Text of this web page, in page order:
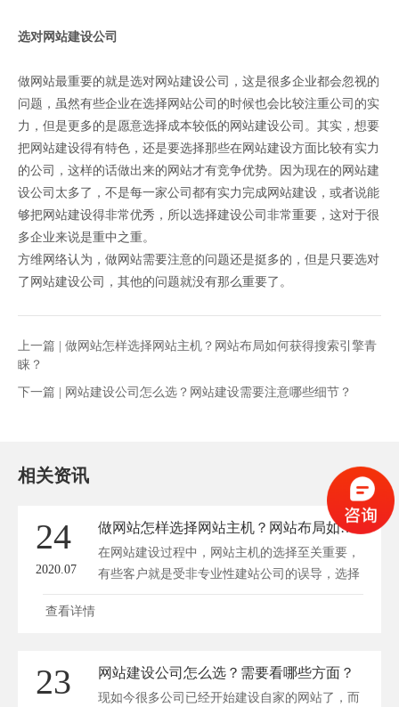
选对网站建设公司
做网站最重要的就是选对网站建设公司，这是很多企业都会忽视的
问题，虽然有些企业在选择网站公司的时候也会比较注重公司的实
力，但是更多的是愿意选择成本较低的网站建设公司。其实，想要
把网站建设得有特色，还是要选择那些在网站建设方面比较有实力
的公司，这样的话做出来的网站才有竞争优势。因为现在的网站建
设公司太多了，不是每一家公司都有实力完成网站建设，或者说能
够把网站建设得非常优秀，所以选择建设公司非常重要，这对于很
多企业来说是重中之重。
方维网络认为，做网站需要注意的问题还是挺多的，但是只要选对
了网站建设公司，其他的问题就没有那么重要了。
上一篇 | 做网站怎样选择网站主机？网站布局如何获得搜索引擎青
睐？
下一篇 | 网站建设公司怎么选？网站建设需要注意哪些细节？
相关资讯
24
2020.07
做网站怎样选择网站主机？网站布局如何获得搜索引擎青睐？
在网站建设过程中，网站主机的选择至关重要，
有些客户就是受非专业性建站公司的误导，选择
了...
查看详情
23 网站建设公司怎么选？需要看哪些方面？
现如今很多公司已经开始建设自家的网站了，而